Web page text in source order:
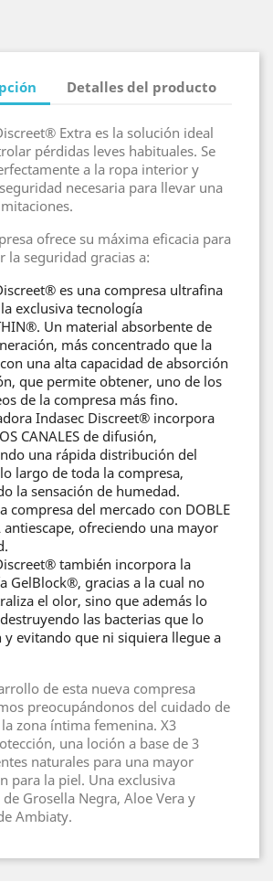
Detalles del producto
Extra es la solución ideal
pérdidas leves habituales. Se
a la ropa interior y
necesaria para llevar una
ofrece su máxima eficacia para
la seguridad gracias a:
es una compresa ultrafina
exclusiva tecnología
Un material absorbente de
más concentrado que la
una alta capacidad de absorción
que permite obtener, uno de los
de la compresa más fino.
Indasec Discreet® incorpora
CANALES de difusión,
una rápida distribución del
largo de toda la compresa,
la sensación de humedad.
compresa del mercado con DOBLE
antiescape, ofreciendo una mayor
también incorpora la
GelBlock®, gracias a la cual no
el olor, sino que además lo
las bacterias que lo
y evitando que ni siquiera llegue a
de esta nueva compresa
preocupándonos del cuidado de
zona íntima femenina. X3
una loción a base de 3
naturales para una mayor
para la piel. Una exclusiva
Grosella Negra, Aloe Vera y
Ambiaty.